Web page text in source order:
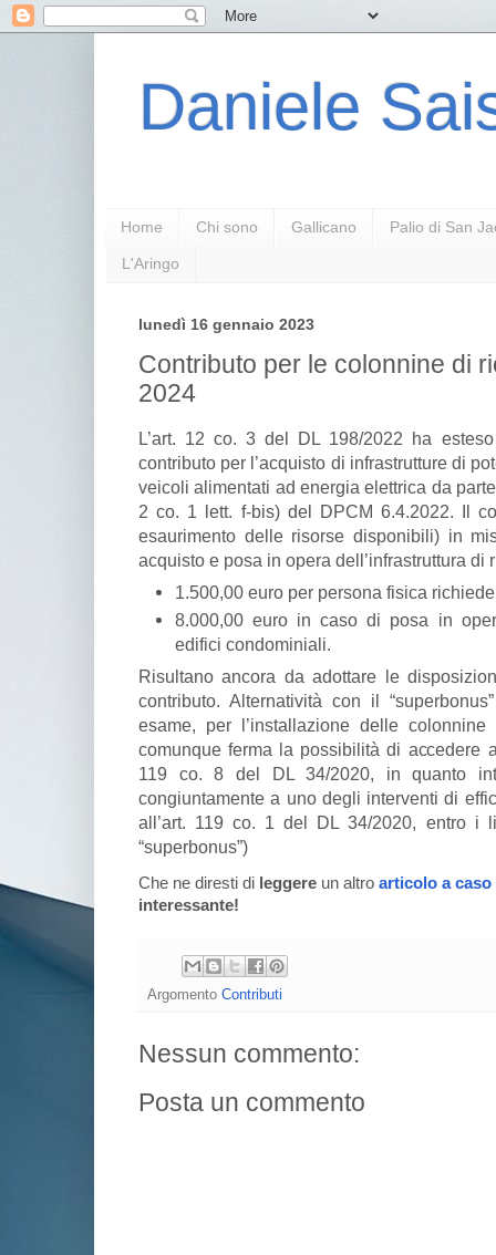
Daniele
Home Chi sono Gallicano Palio di San
L'Aringo
lunedì 16 gennaio 2023
Contributo per le colonnine di
2024
L’art. 12 co. 3 del DL 198/2022 ha
contributo per l’acquisto di infrastrutture di
veicoli alimentati ad energia elettrica da
2 co. 1 lett. f-bis) del DPCM 6.4.2022. Il
esaurimento delle risorse disponibili) in
acquisto e posa in opera dell’infrastruttura
1.500,00 euro per persona fisica
8.000,00 euro in caso di posa in
edifici condominiali.
Risultano ancora da adottare le
contributo. Alternatività con il
esame, per l’installazione delle
comunque ferma la possibilità di accedere
119 co. 8 del DL 34/2020, in quanto
congiuntamente a uno degli interventi di
all’art. 119 co. 1 del DL 34/2020, entro i
“superbonus”)
Che ne diresti di leggere un altro articolo a caso
interessante!
Argomento Contributi
Nessun commento:
Posta un commento